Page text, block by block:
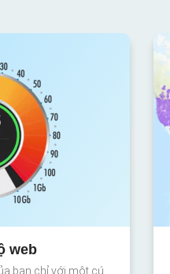
web
bạn chỉ với một cú